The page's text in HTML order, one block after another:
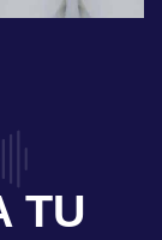
TU